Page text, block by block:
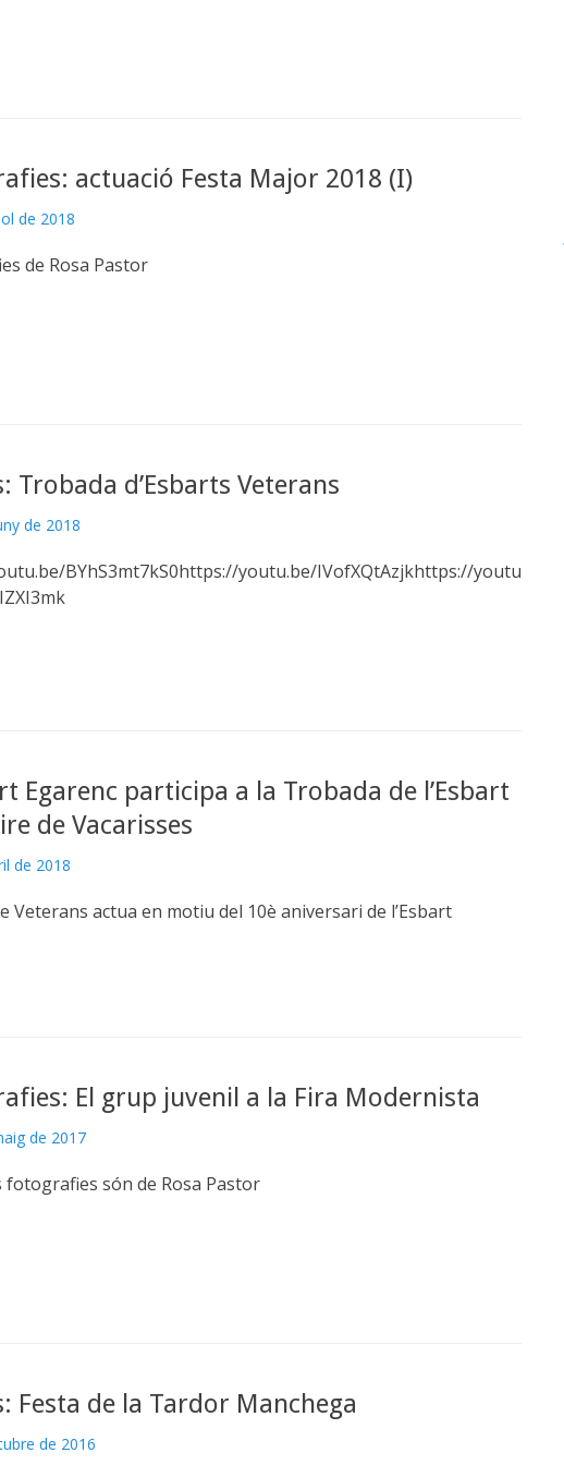
actuació Festa Major 2018 (I)
de 2018
de Rosa Pastor
Trobada d’Esbarts Veterans
de 2018
BYhS3mt7kS0https://youtu.be/IVofXQtAzjkhttps://youtu
Egarenc participa a la Trobada de l’Esbart
de Vacarisses
de 2018
Veterans actua en motiu del 10è aniversari de l’Esbart
El grup juvenil a la Fira Modernista
de 2017
fotografies són de Rosa Pastor
Festa de la Tardor Manchega
de 2016